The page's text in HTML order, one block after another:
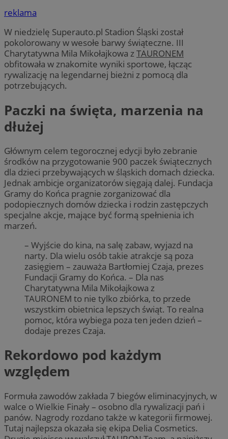
reklama
W niedzielę Superauto.pl Stadion Śląski został
pokolorowany w wesołe barwy świąteczne. III
Charytatywna Mila Mikołajkowa zTAURONEM
obfitowała w znakomite wyniki sportowe, łącząc
rywalizację na legendarnej bieżni z pomocą dla
potrzebujących.
Paczki na święta, marzenia na
dłużej
Głównym celem tegorocznej edycji było zebranie
środków na przygotowanie 900 paczek świątecznych
dla dzieci przebywających w śląskich domach dziecka.
Jednak ambicje organizatorów sięgają dalej. Fundacja
Gramy do Końca pragnie zorganizować dla
podopiecznych domów dziecka i rodzin zastępczych
specjalne akcje, mające być formą spełnienia ich
marzeń.
– Wyjście do kina, na salę zabaw, wyjazd na
narty. Dla wielu osób takie atrakcje są poza
zasięgiem – zauważa Bartłomiej Czaja, prezes
Fundacji Gramy do Końca. – Dla nas
Charytatywna Mila Mikołajkowa z
TAURONEM to nie tylko zbiórka, to przede
wszystkim obietnica lepszych świąt. To realna
pomoc, która wybiega poza ten jeden dzień –
dodaje prezes Czaja.
Rekordowo pod każdym
względem
Formuła zawodów zakłada 7 biegów eliminacyjnych, w
walce o Wielkie Finały – osobno dla rywalizacji pań i
panów. Nagrody rozdano także w kategorii firmowej.
Tutaj najlepsza okazała się ekipa Delia Cosmetics.